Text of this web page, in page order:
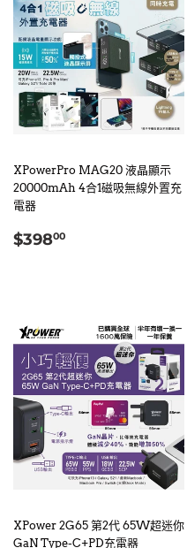
XPowerPro MAG20 液晶顯示
20000mAh 4合1磁吸無線外置充
電器
定
$39800
XPower 2G65 第2代 65W超迷你
GaN Type-C+PD充電器